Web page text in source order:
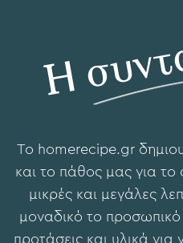
Η
To hοmerecipe.gr
και το πάθος μας για το
μικρές και μεγάλες
μοναδικό το
προτάσεις και υλικά